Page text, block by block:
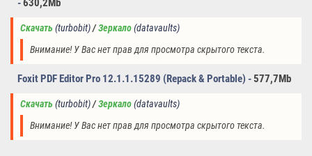
-630,2Mb
Скачать (turbobit)/ Зеркало (datavaults)
Внимание! У Вас нет прав для просмотра скрытого текста.
Foxit PDF Editor Pro 12.1.1.15289 (Repack & Portable) -577,7Mb
Скачать (turbobit)/ Зеркало (datavaults)
Внимание! У Вас нет прав для просмотра скрытого текста.